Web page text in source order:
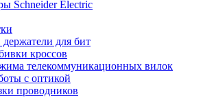
Schneider Electric
для бит
кроссов
телекоммуникационных вилок
с оптикой
проводников